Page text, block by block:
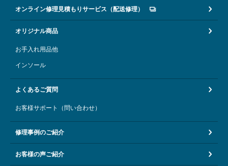
オンライン修理見積もりサービス（配送修理）
オリジナル商品
お手入れ用品他
インソール
よくあるご質問
お客様サポート（問い合わせ）
修理事例のご紹介
お客様の声ご紹介